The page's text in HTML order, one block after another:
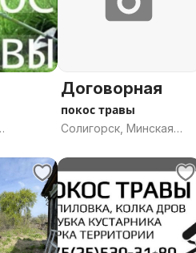
Договорная
покос травы
Солигорск, Минская